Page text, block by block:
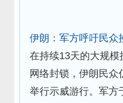
伊朗：军方呼吁民众
在持续13天的大规
网络封锁，伊朗民
举行示威游行。军方